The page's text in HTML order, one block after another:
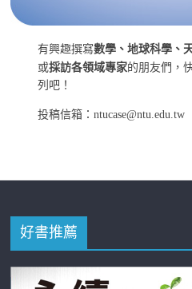
有興趣撰寫數學、地球科學、
或採訪各領域專家的朋友們，
列吧！
投稿信箱：ntucase@ntu.edu.tw
好書推薦